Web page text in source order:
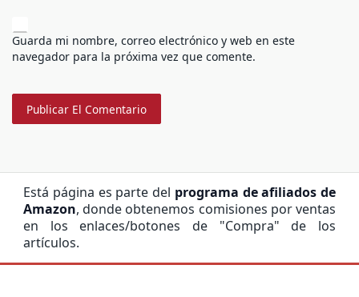
Guarda mi nombre, correo electrónico y web en este
navegador para la próxima vez que comente.
Está página es parte del programa de afiliados de
Amazon, donde obtenemos comisiones por ventas
en los enlaces/botones de "Compra" de los
artículos.